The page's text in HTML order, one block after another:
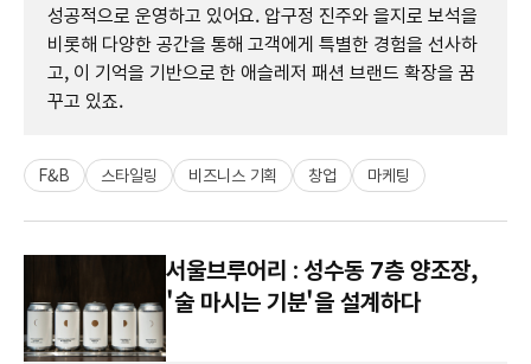
성공적으로 운영하고 있어요. 압구정 진주와 을지로 보석을
비롯해 다양한 공간을 통해 고객에게 특별한 경험을 선사하
고, 이 기억을 기반으로 한 애슬레저 패션 브랜드 확장을 꿈
꾸고 있죠.
F&B 스타일링 비즈니스 기획 창업 마케팅
서울브루어리 : 성수동 7층 양조장,
'술 마시는 기분'을 설계하다